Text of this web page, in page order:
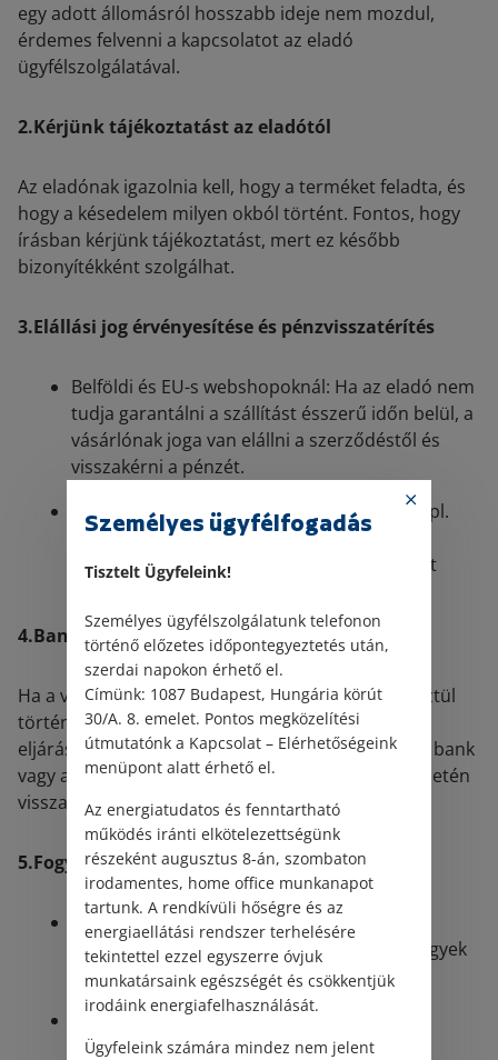
egy adott állomásról hosszabb ideje nem mozdul,
érdemes felvenni a kapcsolatot az eladó
ügyfélszolgálatával.
2.Kérjünk tájékoztatást az eladótól
Az eladónak igazolnia kell, hogy a terméket feladta, és
hogy a késedelem milyen okból történt. Fontos, hogy
írásban kérjünk tájékoztatást, mert ez később
bizonyítékként szolgálhat.
3.Elállási jog érvényesítése és pénzvisszatérítés
Belföldi és EU-s webshopoknál: Ha az eladó nem
tudja garantálni a szállítást ésszerű időn belül, a
vásárlónak joga van elállni a szerződéstől és
visszakérni a pénzét.
EU-n kívüli rendeléseknél: Egyes piacterek (pl.
kínai webshopok) saját vásárlóvédelmi
programokat kínálnak, amelyek lehetőséget
4.Bankkártyás fizetés és PayPal visszatérítés
Ha a vásárlás bankkártyával vagy PayPalon keresztül
történt, a fogyasztók chargeback (visszaterhelési)
eljárást kezdeményezhetnek. Ebben az esetben a bank
vagy a PayPal vizsgálatot indít, és jogos panasz esetén
visszatéríti a vásárló pénzét.
5.Fogyasztóvédelmi panasz benyújtása
EU-n belüli vásárlás esetén az Európai
Fogyasztói Központ (ECC) segíthet a vitás ügyek
rendezésében.
Magyarországon a Fogyasztóvédelmi
Hatósághoz is lehet panaszt benyújtani.
Személyes ügyfélfogadás
Tisztelt Ügyfeleink!
Személyes ügyfélszolgálatunk telefonon
történő előzetes időpontegyeztetés után,
szerdai napokon érhető el.
Címünk: 1087 Budapest, Hungária körút
30/A. 8. emelet. Pontos megközelítési
útmutatónk a Kapcsolat – Elérhetőségeink
menüpont alatt érhető el.
Az energiatudatos és fenntartható
működés iránti elkötelezettségünk
részeként augusztus 8-án, szombaton
irodamentes, home office munkanapot
tartunk. A rendkívüli hőségre és az
energiaellátási rendszer terhelésére
tekintettel ezzel egyszerre óvjuk
munkatársaink egészségét és csökkentjük
irodáink energiafelhasználását.
Ügyfeleink számára mindez nem jelent